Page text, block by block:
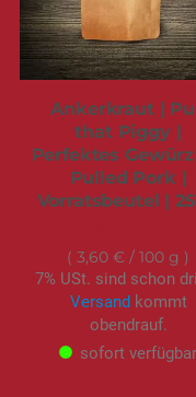
Ankerkraut |
that Piggy |
Perfektes
Pulled Pork |
Vorratsbeutel |
3,60 € / 100 g
7% USt. sind schon
Versand kommt
obendrauf.
sofort verfügbar